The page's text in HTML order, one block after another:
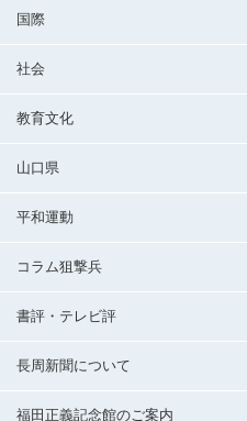
国際
社会
教育文化
山口県
平和運動
コラム狙撃兵
書評・テレビ評
長周新聞について
福田正義記念館のご案内